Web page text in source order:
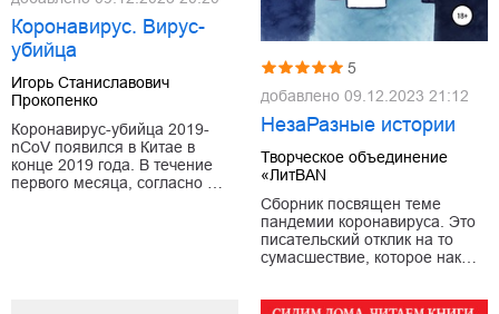
Коронавирус. Вирус-
убийца
Игорь Станиславович
Прокопенко
Коронавирус-убийца 2019-
nCoV появился в Китае в
конце 2019 года. В течение
первого месяца, согласно …
5
добавлено 09.12.2023 21:12
НезаРазные истории
Творческое объединение
«ЛитBAN
Сборник посвящен теме
пандемии коронавируса. Это
писательский отклик на то
сумасшествие, которое нак…